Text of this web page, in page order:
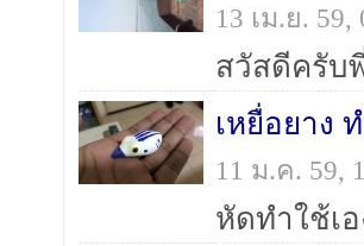
13 เม.ย.
เหยื่อยาง
11 ม.ค. 59,
หัดทำใช้เ